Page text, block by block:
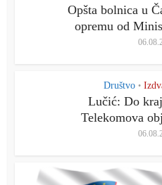
Opšta bolnica u
opremu od
Društvo •
Lučić: Do
Telekomova